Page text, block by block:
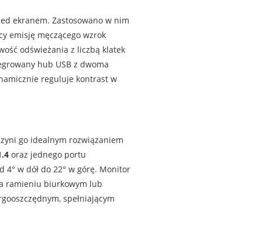
ekranem. Zastosowano w nim
emisję męczącego wzrok
odświeżania z liczbą klatek
hub USB z dwoma
reguluje kontrast w
go idealnym rozwiązaniem
oraz jednego portu
4° w dół do 22° w górę. Monitor
ramieniu biurkowym lub
spełniającym